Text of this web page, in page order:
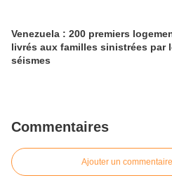
Venezuela : 200 premiers
livrés aux familles sinistrées par
séismes
Commentaires
Ajouter un commentaire